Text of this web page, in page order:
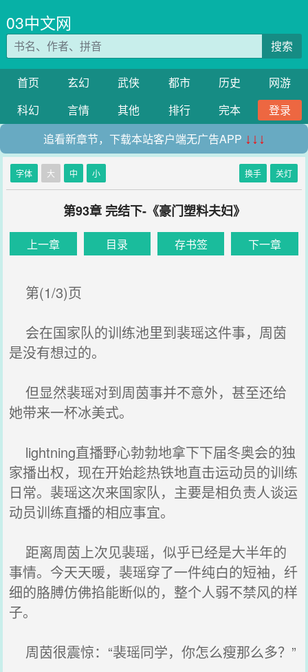
03中文网
搜索
首页 玄幻 武侠 都市 历史
网游
科幻
言情 其他 排行 完本
登录
追看新章节，下载本站客户端无广告APP ↓↓↓
字体 大 中 小 换手 关灯
第93章 完结下-《豪门塑料夫妇》
上一章 目录 存书签 下一章
第(1/3)页
会在国家队的训练池里到裴瑶这件事，周茵
是没有想过的。
但显然裴瑶对到周茵事并不意外，甚至还给
她带来一杯冰美式。
lightning直播野心勃勃地拿下下届冬奥会的独
家播出权，现在开始趁热铁地直击运动员的训练
日常。裴瑶这次来国家队，主要是相负责人谈运
动员训练直播的相应事宜。
距离周茵上次见裴瑶，似乎已经是大半年的
事情。今天天暖，裴瑶穿了一件纯白的短袖，纤
细的胳膊仿佛掐能断似的，整个人弱不禁风的样
子。
周茵很震惊：“裴瑶同学，你怎么瘦那么多？”